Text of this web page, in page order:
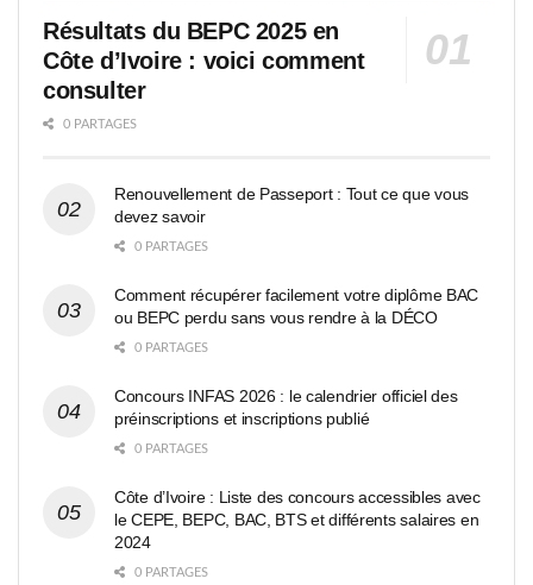
Résultats du BEPC 2025 en
Côte d’Ivoire : voici comment
consulter
0 PARTAGES
Renouvellement de Passeport : Tout ce que vous
devez savoir
0 PARTAGES
Comment récupérer facilement votre diplôme BAC
ou BEPC perdu sans vous rendre à la DÉCO
0 PARTAGES
Concours INFAS 2026 : le calendrier officiel des
préinscriptions et inscriptions publié
0 PARTAGES
Côte d’Ivoire : Liste des concours accessibles avec
le CEPE, BEPC, BAC, BTS et différents salaires en
2024
0 PARTAGES